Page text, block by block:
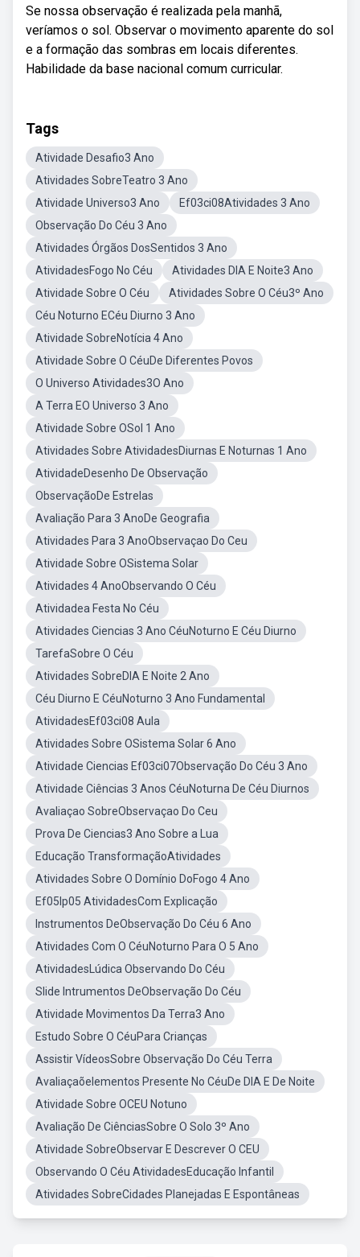
Se nossa observação é realizada pela manhã,
veríamos o sol. Observar o movimento aparente do sol
e a formação das sombras em locais diferentes.
Habilidade da base nacional comum curricular.
Tags
Atividade Desafio3 Ano
Atividades SobreTeatro 3 Ano
Atividade Universo3 Ano
Ef03ci08Atividades 3 Ano
Observação Do Céu 3 Ano
Atividades Órgãos DosSentidos 3 Ano
AtividadesFogo No Céu
Atividades DIA E Noite3 Ano
Atividade Sobre O Céu
Atividades Sobre O Céu3º Ano
Céu Noturno ECéu Diurno 3 Ano
Atividade SobreNotícia 4 Ano
Atividade Sobre O CéuDe Diferentes Povos
O Universo Atividades3O Ano
A Terra EO Universo 3 Ano
Atividade Sobre OSol 1 Ano
Atividades Sobre AtividadesDiurnas E Noturnas 1 Ano
AtividadeDesenho De Observação
ObservaçãoDe Estrelas
Avaliação Para 3 AnoDe Geografia
Atividades Para 3 AnoObservaçao Do Ceu
Atividade Sobre OSistema Solar
Atividades 4 AnoObservando O Céu
Atividadea Festa No Céu
Atividades Ciencias 3 Ano CéuNoturno E Céu Diurno
TarefaSobre O Céu
Atividades SobreDIA E Noite 2 Ano
Céu Diurno E CéuNoturno 3 Ano Fundamental
AtividadesEf03ci08 Aula
Atividades Sobre OSistema Solar 6 Ano
Atividade Ciencias Ef03ci07Observação Do Céu 3 Ano
Atividade Ciências 3 Anos CéuNoturna De Céu Diurnos
Avaliaçao SobreObservaçao Do Ceu
Prova De Ciencias3 Ano Sobre a Lua
Educação TransformaçãoAtividades
Atividades Sobre O Domínio DoFogo 4 Ano
Ef05lp05 AtividadesCom Explicação
Instrumentos DeObservação Do Céu 6 Ano
Atividades Com O CéuNoturno Para O 5 Ano
AtividadesLúdica Observando Do Céu
Slide Intrumentos DeObservação Do Céu
Atividade Movimentos Da Terra3 Ano
Estudo Sobre O CéuPara Crianças
Assistir VídeosSobre Observação Do Céu Terra
Avaliaçaõelementos Presente No CéuDe DIA E De Noite
Atividade Sobre OCEU Notuno
Avaliação De CiênciasSobre O Solo 3º Ano
Atividade SobreObservar E Descrever O CEU
Observando O Céu AtividadesEducação Infantil
Atividades SobreCidades Planejadas E Espontâneas